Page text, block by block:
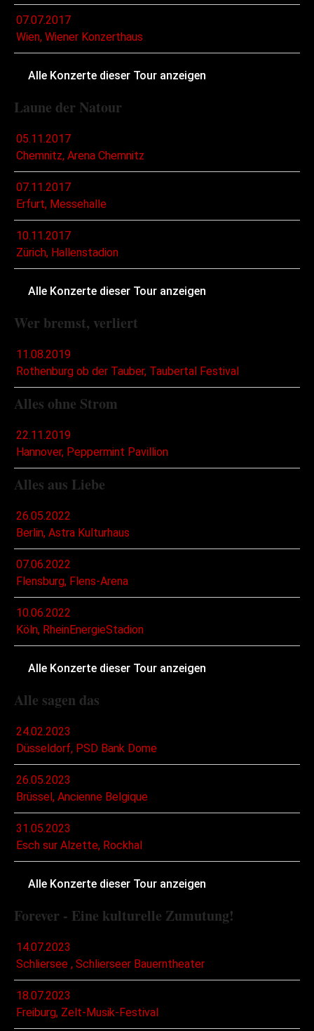
07.07.2017
Wien, Wiener Konzerthaus
Alle Konzerte dieser Tour anzeigen
Laune der Natour
05.11.2017
Chemnitz, Arena Chemnitz
07.11.2017
Erfurt, Messehalle
10.11.2017
Zürich, Hallenstadion
Alle Konzerte dieser Tour anzeigen
Wer bremst, verliert
11.08.2019
Rothenburg ob der Tauber, Taubertal Festival
Alles ohne Strom
22.11.2019
Hannover, Peppermint Pavillion
Alles aus Liebe
26.05.2022
Berlin, Astra Kulturhaus
07.06.2022
Flensburg, Flens-Arena
10.06.2022
Köln, RheinEnergieStadion
Alle Konzerte dieser Tour anzeigen
Alle sagen das
24.02.2023
Düsseldorf, PSD Bank Dome
26.05.2023
Brüssel, Ancienne Belgique
31.05.2023
Esch sur Alzette, Rockhal
Alle Konzerte dieser Tour anzeigen
Forever - Eine kulturelle Zumutung!
14.07.2023
Schliersee , Schlierseer Bauerntheater
18.07.2023
Freiburg, Zelt-Musik-Festival